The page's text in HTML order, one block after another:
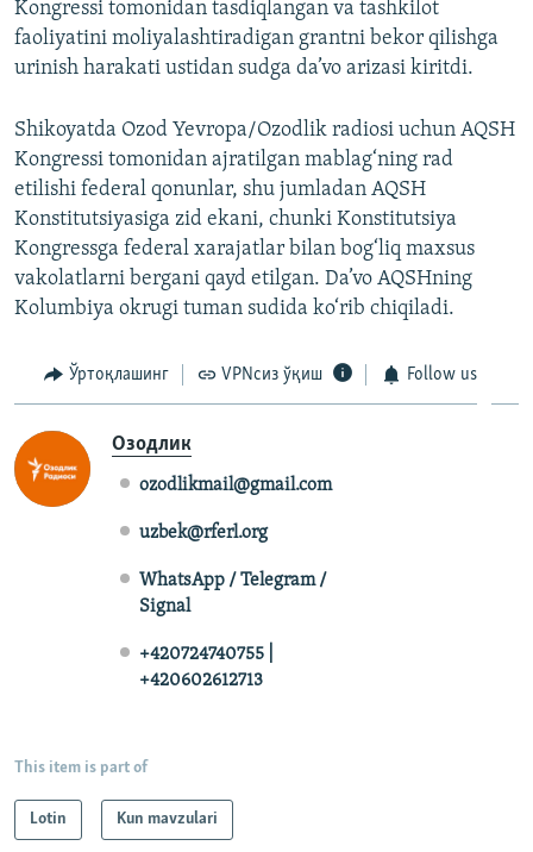
Kongressi tomonidan tasdiqlangan va tashkilot
faoliyatini moliyalashtiradigan grantni bekor qilishga
urinish harakati ustidan sudga da’vo arizasi kiritdi.
Shikoyatda Ozod Yevropa/Ozodlik radiosi uchun AQSH
Kongressi tomonidan ajratilgan mablag‘ning rad
etilishi federal qonunlar, shu jumladan AQSH
Konstitutsiyasiga zid ekani, chunki Konstitutsiya
Kongressga federal xarajatlar bilan bog‘liq maxsus
vakolatlarni bergani qayd etilgan. Da’vo AQSHning
Kolumbiya okrugi tuman sudida ko‘rib chiqiladi.
Ўртоқлашинг VPNсиз ўқиш Follow us
Озодлик
ozodlikmail@gmail.com
uzbek@rferl.org
WhatsApp / Telegram /
Signal
+420724740755 |
+420602612713
This item is part of
Lotin Kun mavzulari